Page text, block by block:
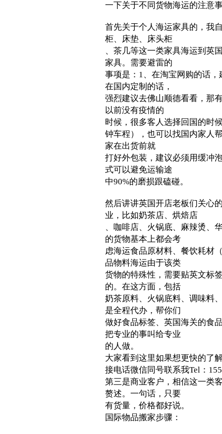
一下关于不同货物海运的注意
首先关于个人海运家具的，我
柜、床垫、床头柜
、茶几等这一类家具海运到英
家具。需要避雷的
事项是：1、在淘宝网购的话
在国内定制的话，
强烈建议去佛山顺德看看，那
以前没有疫情的
时候，很多客人选择回国的时
钟车程），也可以找国内家人
家在出货前就
打好外包装，建议必须用缓冲
式可以避免运输途
中90%的磨损跟磕碰。
然后讲讲英国开店老板们关心
业，比如奶茶店、烘焙店
、咖啡店、火锅底、麻辣烫、
的货物基本上都会考
虑海运食品原材料、餐饮耗材
品物料海运由于该类
货物的特殊性，需要贴英文标
的。在这方面，包括
奶茶原料、火锅底料、调味料
是全程代办，帮你们
做好食品标签、英国海关的食
把专业的事叫给专业
的人做。
大家看到这里如果想更快的了
接电话微信同号联系我Tel：
第三是商业客户，相信这一类
赘述。一句话，只要
有货量，价格都好说。
国际物品搬家步骤：